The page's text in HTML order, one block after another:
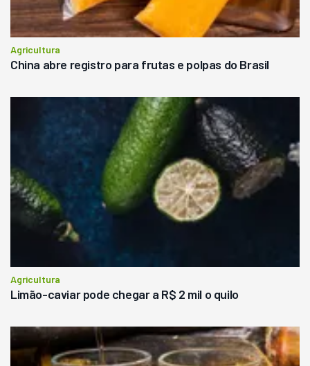
Agricultura
China abre registro para frutas e polpas do Brasil
Agricultura
Limão-caviar pode chegar a R$ 2 mil o quilo